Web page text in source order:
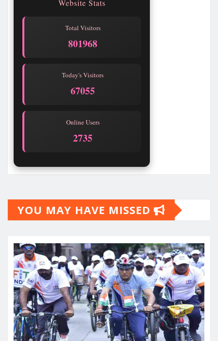
Website Stats
Total Visitors
801968
Today's Visitors
67055
Online Users
2735
YOU MAY HAVE MISSED